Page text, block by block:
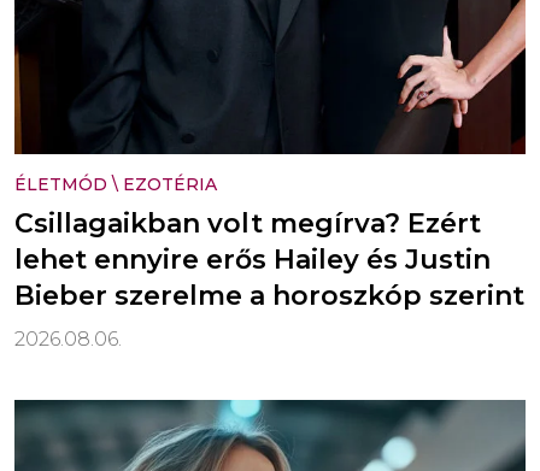
ÉLETMÓD \ EZOTÉRIA
Csillagaikban volt megírva? Ezért
lehet ennyire erős Hailey és Justin
Bieber szerelme a horoszkóp szerint
2026.08.06.